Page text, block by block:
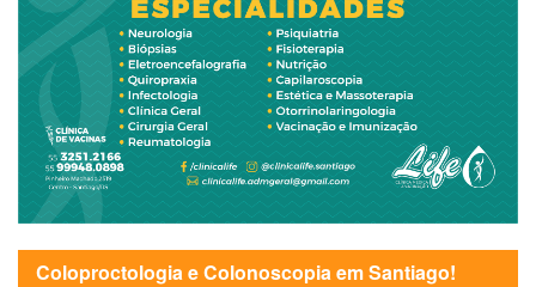
Coloproctologia e Colonoscopia em Santiago!